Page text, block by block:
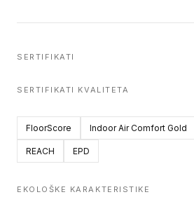
SERTIFIKATI
SERTIFIKATI KVALITETA
FloorScore Indoor Air Comfort Gold
REACH EPD
EKOLOŠKE KARAKTERISTIKE